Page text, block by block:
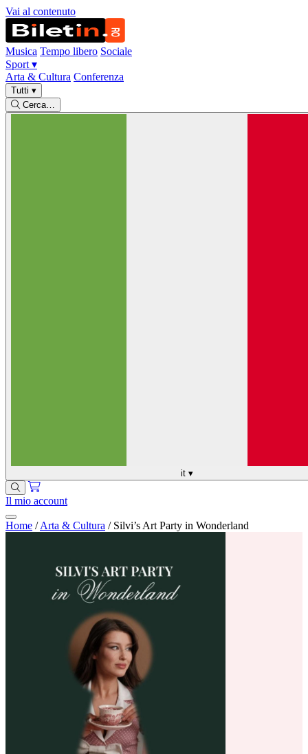
Vai al contenuto
Musica Tempo libero Sociale
Sport ▾
Arta & Cultura Conferenza
Tutti ▾
Cerca…
it ▾
Il mio account
Home / Arta & Cultura / Silvi’s Art Party in Wonderland